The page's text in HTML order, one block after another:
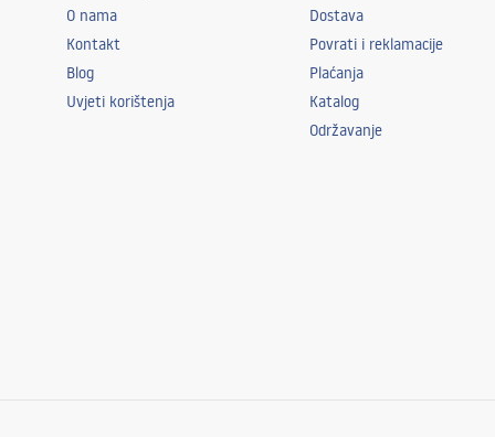
O nama
Kontakt
Blog
Uvjeti korištenja
Dostava
Povrati i reklamacije
Plaćanja
Katalog
Održavanje